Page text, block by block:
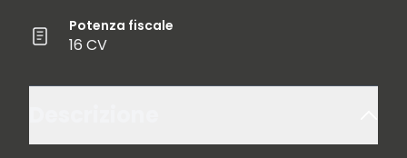
Potenza fiscale
16 CV